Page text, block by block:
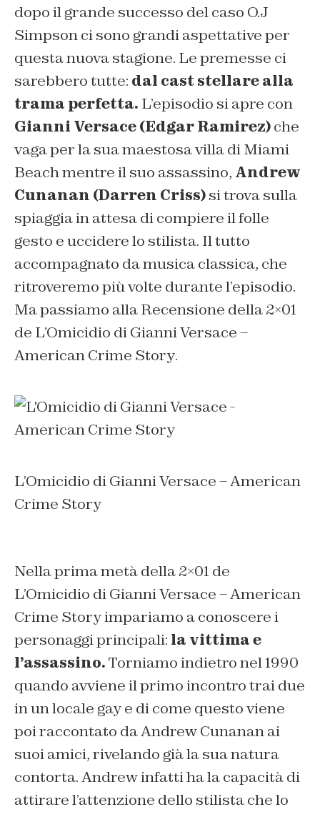
dopo il grande successo del caso O.J
Simpson ci sono grandi aspettative per
questa nuova stagione. Le premesse ci
sarebbero tutte: dal cast stellare alla
trama perfetta. L’episodio si apre con
Gianni Versace (Edgar Ramirez)che
vaga per la sua maestosa villa di Miami
Beach mentre il suo assassino, Andrew
Cunanan (Darren Criss)si trova sulla
spiaggia in attesa di compiere il folle
gesto e uccidere lo stilista. Il tutto
accompagnato da musica classica, che
ritroveremo più volte durante l’episodio.
Ma passiamo alla Recensione della 2×01
de L’Omicidio di Gianni Versace –
American Crime Story.
L’Omicidio di Gianni Versace – American
Crime Story
Nella prima metà della 2×01 de
L’Omicidio di Gianni Versace – American
Crime Storyimpariamo a conoscere i
personaggi principali: la vittima e
l’assassino.Torniamo indietro nel 1990
quando avviene il primo incontro trai due
in un locale gay e di come questo viene
poi raccontato da Andrew Cunanan ai
suoi amici, rivelando già la sua natura
contorta. Andrew infatti ha la capacità di
attirare l’attenzione dello stilista che lo